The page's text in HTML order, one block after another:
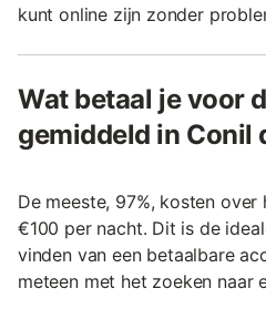
kunt online zijn zonder
Wat betaal je voor
gemiddeld in Conil
De meeste, 97%, kosten
€100 per nacht. Dit is de
vinden van een betaalbare
meteen met het zoeken naar